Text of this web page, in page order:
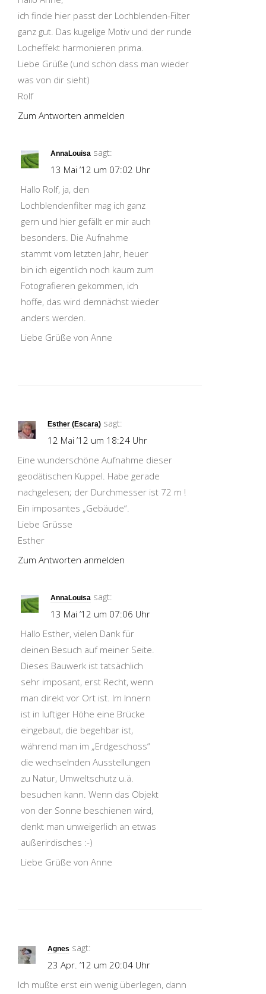
ich finde hier passt der Lochblenden-Filter
ganz gut. Das kugelige Motiv und der runde
Locheffekt harmonieren prima.
Liebe Grüße (und schön dass man wieder
was von dir sieht)
Rolf
Zum Antworten anmelden
AnnaLouisa sagt:
13 Mai ’12 um 07:02 Uhr
Hallo Rolf, ja, den
Lochblendenfilter mag ich ganz
gern und hier gefällt er mir auch
besonders. Die Aufnahme
stammt vom letzten Jahr, heuer
bin ich eigentlich noch kaum zum
Fotografieren gekommen, ich
hoffe, das wird demnächst wieder
anders werden.
Liebe Grüße von Anne
Esther (Escara) sagt:
12 Mai ’12 um 18:24 Uhr
Eine wunderschöne Aufnahme dieser
geodätischen Kuppel. Habe gerade
nachgelesen; der Durchmesser ist 72 m !
Ein imposantes „Gebäude“.
Liebe Grüsse
Esther
Zum Antworten anmelden
AnnaLouisa sagt:
13 Mai ’12 um 07:06 Uhr
Hallo Esther, vielen Dank für
deinen Besuch auf meiner Seite.
Dieses Bauwerk ist tatsächlich
sehr imposant, erst Recht, wenn
man direkt vor Ort ist. Im Innern
ist in luftiger Höhe eine Brücke
eingebaut, die begehbar ist,
während man im „Erdgeschoss“
die wechselnden Ausstellungen
zu Natur, Umweltschutz u.ä.
besuchen kann. Wenn das Objekt
von der Sonne beschienen wird,
denkt man unweigerlich an etwas
außerirdisches :-)
Liebe Grüße von Anne
Agnes sagt:
23 Apr. ’12 um 20:04 Uhr
Ich mußte erst ein wenig überlegen, dann